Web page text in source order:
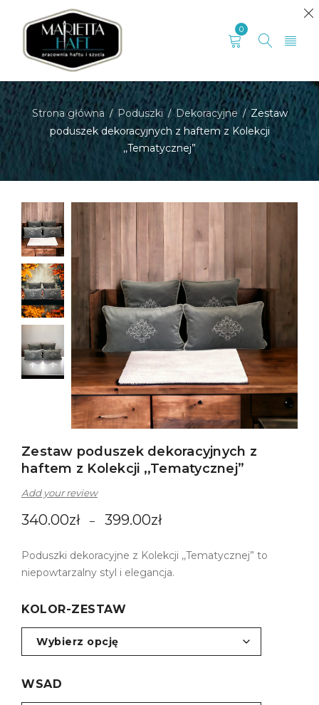
0
Strona główna / Poduszki / Dekoracyjne / Zestaw
poduszek dekoracyjnych z haftem z Kolekcji
,,Tematycznej”
Zestaw poduszek dekoracyjnych z
haftem z Kolekcji ,,Tematycznej”
Add your review
340.00zł – 399.00zł
Poduszki dekoracyjne z Kolekcji ,,Tematycznej” to
niepowtarzalny styl i elegancja.
KOLOR-ZESTAW
WSAD